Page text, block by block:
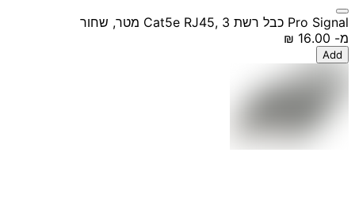
Pro Signal כבל רשת Cat5e RJ45, 3 מטר, שחור
מ-
Add